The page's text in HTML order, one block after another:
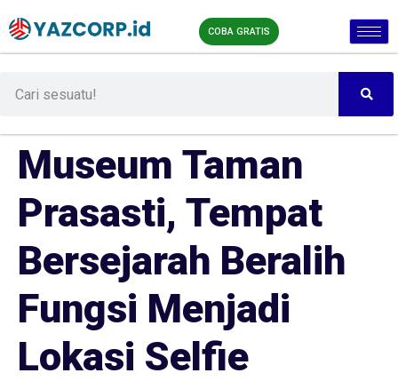
COBA GRATIS
Museum Taman
Prasasti, Tempat
Bersejarah Beralih
Fungsi Menjadi
Lokasi Selfie